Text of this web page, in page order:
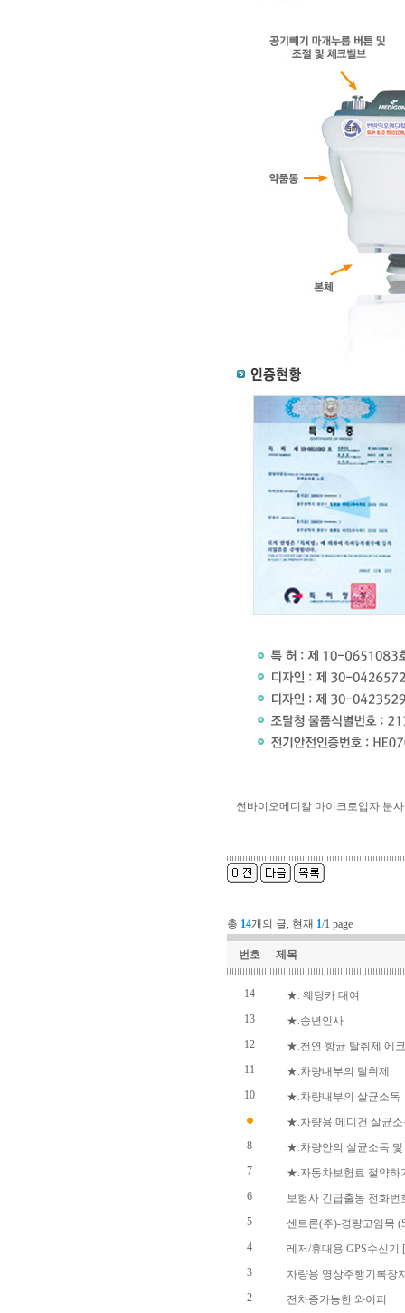
썬바이오메디칼 마이크로입자 분
총 14개의 글, 현재 1/1 page
번호 제목
14
★. 웨딩카 대여
13
★.송년인사
12
★.천연 항균 탈취제 에
11
★.차량내부의 탈취제
10
★.차량내부의 살균소독
★.차량용 메디건 살균소
8
★.차량안의 살균소독 및
7
★.자동차보험료 절약하
6
보험사 긴급출동 전화번
5
센트론(주)-경량고임목
4
레저/휴대용 GPS수신기
3
차량용 영상주행기록장
2
전차종가능한 와이퍼